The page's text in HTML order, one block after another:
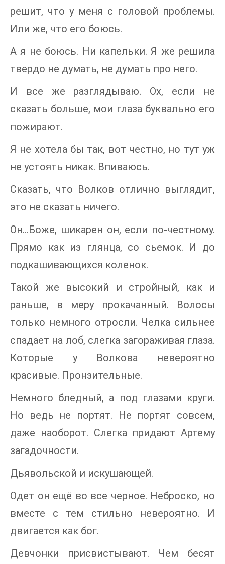
решит, что у меня с головой проблемы.
Или же, что его боюсь.
А я не боюсь. Ни капельки. Я же решила
твердо не думать, не думать про него.
И все же разглядываю. Ох, если не
сказать больше, мои глаза буквально его
пожирают.
Я не хотела бы так, вот честно, но тут уж
не устоять никак. Впиваюсь.
Сказать, что Волков отлично выглядит,
это не сказать ничего.
Он…Боже, шикарен он, если по-честному.
Прямо как из глянца, со сьемок. И до
подкашивающихся коленок.
Такой же высокий и стройный, как и
раньше, в меру прокачанный. Волосы
только немного отросли. Челка сильнее
спадает на лоб, слегка загораживая глаза.
Которые у Волкова невероятно
красивые. Пронзительные.
Немного бледный, а под глазами круги.
Но ведь не портят. Не портят совсем,
даже наоборот. Слегка придают Артему
загадочности.
Дьявольской и искушающей.
Одет он ещё во все черное. Неброско, но
вместе с тем стильно невероятно. И
двигается как бог.
Девчонки присвистывают. Чем бесят